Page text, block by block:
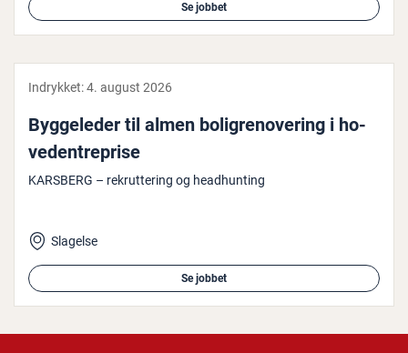
Se jobbet
Indrykket:4. august 2026
Byg­ge­le­der til almen bo­li­grenove­ring i ho­
ve­d­en­tre­pri­se
KARSBERG – rekruttering og headhunting
Slagelse
Se jobbet